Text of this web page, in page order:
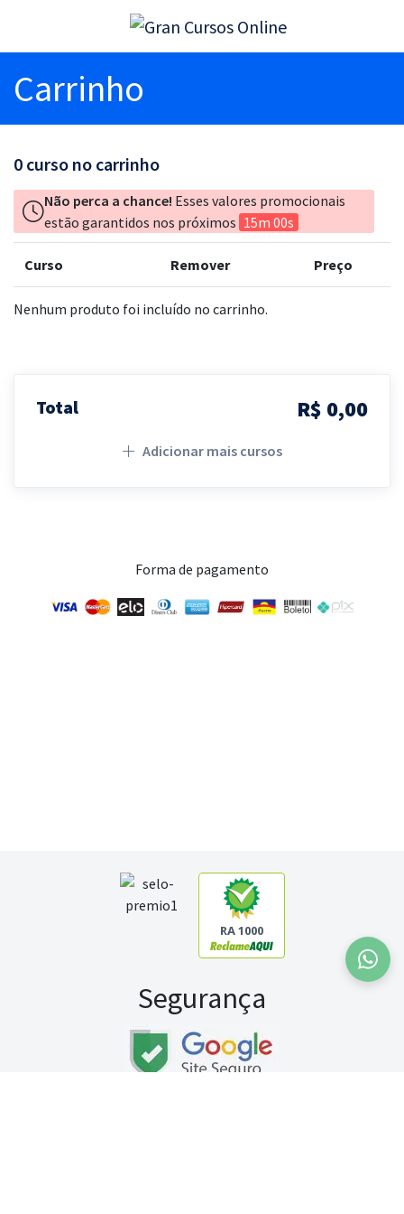
Carrinho
0 curso no carrinho
Não perca a chance! Esses valores promocionais
estão garantidos nos próximos 15m 00s
Curso Remover Preço
Nenhum produto foi incluído no carrinho.
Total R$ 0,00
Adicionar mais cursos
Forma de pagamento
RA 1000
Segurança